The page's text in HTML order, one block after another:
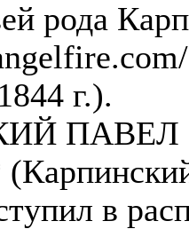
рода
г.).
ПАВЕЛ
в